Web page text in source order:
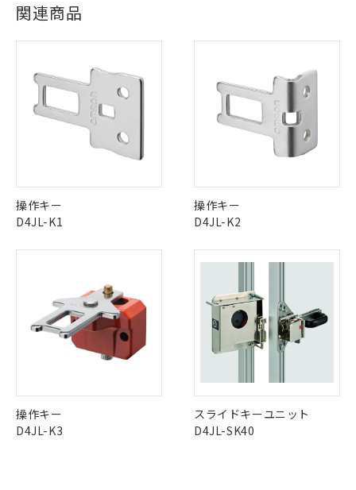
ダウンロードデータをご利用いただく前に、以下を必ずお読
みください。
ソフトウェアの使用条件
対応状況 ※1
中国 RoHS 注意事項・凡例
"対応済み"や非含有の記載がされた商品であっても、流通
在庫等で未対応品が混在する可能性があります。
非含有品が必要な際は、弊社営業部門もしくは販売店へお
問い合わせください。
この製品のRoHS/REACH対応状況ページへ
Yes
LR型式承認
（イギリス
船舶規格）
DNV型式承認
（ノルウェー
BV型式承認
（フランス
船舶規格）
No
その他の認証はこちらのページからご検索ください
関連商品
操作キー
D4JL-K1
操作キー
D4JL-K2
操作キー
D4JL-K3
スライドキーユニット
D4JL-SK40
ご利用条件
以下の条件をお読みいただき、同意のうえ
ご利用ください。
本サービスは、当社制御機器事業取扱
(税抜)を提供させていただくもので
当社制御機器事業取扱商品の中には、
記載している更新日時点での社内デー
タに基づき作成されるものであり、閲
覧された時点での実際の在庫および標
準価格とは異なる場合があることをご
了承ください。
ムロン制御機器販売店・当社販売員に
オムロン制御機器販売店や当社販売拠
非含有に対応した製品が提供可能な商品で
有に対応した製品に切り替える予定のある
商品です。
対応予定なし：EU RoHS指令（10物質）の
非含有に非対応の商品で、対応品を出す予
定はありません。
調査・確認中：EU RoHS指令（10物質）の
非含有の対応状況を調査中または確認中の
非該当品：ライセンス料など無形物で、有
害物質有無と関係のない商品です。
いたものが、含有品と判明した場合などや
むを得ず変更することがあります。
*EU RoHS指令（10物質）：
鉛(Pb) 1000ppm以下、 水銀(Hg) 1000ppm以下、 カド
ミウム(Cd) 100ppm以下、
六価クロム(Cr(Ⅵ)) 1000ppm以下、ポリ臭化ビフェニル
類(PBB) 1000ppm以下、ポリ臭化ジフェニルエーテル類
(PBDE) 1000ppm以下、フタル酸ビス(2-エチルヘキシ
ルベンジル（BBP） 1000ppm以下、フタル酸ジブチル
（DBP） 1000ppm以下、フタル酸ジイソブチル
但し、RoHS指令で産業用監視および制御機器に対する
※1 中国RoHS○×表
「○」：最大均質材料含有率が中国RoHSの
基準値以下であることを示します。
「×」：最大均質材料含有率が中国RoHSの
基準値を超えていることを示します。
「－」：未確認です。当社販売部門へお問
*中国RoHS10物質の基準値 (GB/T26572)：
Pb(鉛) :1000ppm、 Hg(水銀) : 1000ppm、 Cd(カドミウ
ム) : 100ppm、
Cr(Ⅵ)(六価クロム) : 1000ppm、 PBBs(ポリ臭化ビフェ
ニル類) : 1000ppm、 PBDEs(ポリ臭化ジフェニルエーテ
DBP(フタル酸ジブチル) : 1000ppm、 DIBP(フタル酸ジ
イソブチル) : 1000ppm、 BBP(フタル酸ブチルベンジ
DEHP(フタル酸ビス(2-エチルヘキシル)) : 1000ppm
当社は、これら貴社製品のうち、外国
（以下｢規制貨物等」という）を輸出
または国外への提供する場合は、日本
国政府の輸出許可(または役務取引許
可)を取得するなどの必要な手続きを
とります。
全に破砕するなど、違法に輸出されな
当社は貴社製品を、核兵器、ミサイ
ル、化学兵器、生物兵器またはその他
記
号
説明
一定数以上の在庫あり
△ 一定数には満たないが在庫あり
在庫なし(最新の在庫状況につ